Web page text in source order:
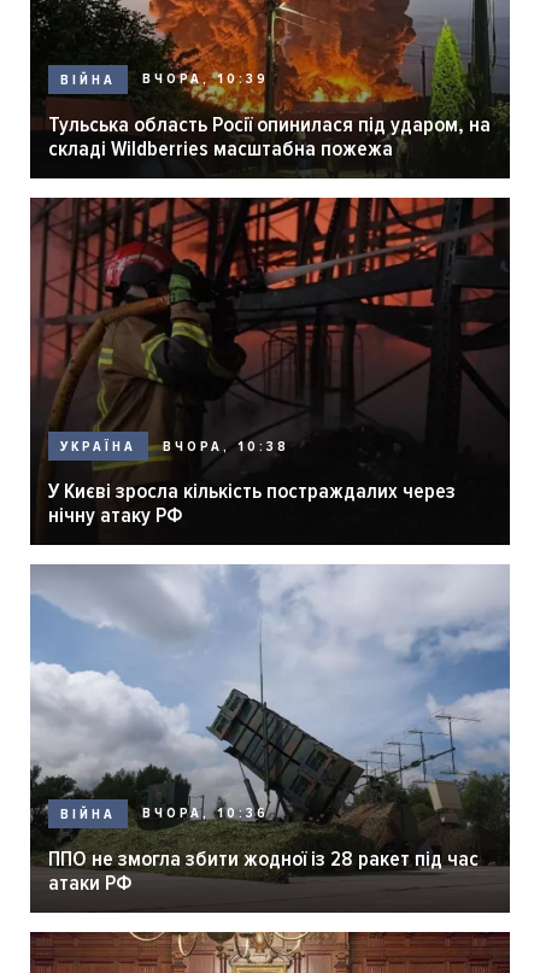
ВІЙНА ВЧОРА, 10:39
Тульська область Росії опинилася під ударом, на
складі Wildberries масштабна пожежа
УКРАЇНА ВЧОРА, 10:38
У Києві зросла кількість постраждалих через
нічну атаку РФ
ВІЙНА ВЧОРА, 10:36
ППО не змогла збити жодної із 28 ракет під час
атаки РФ